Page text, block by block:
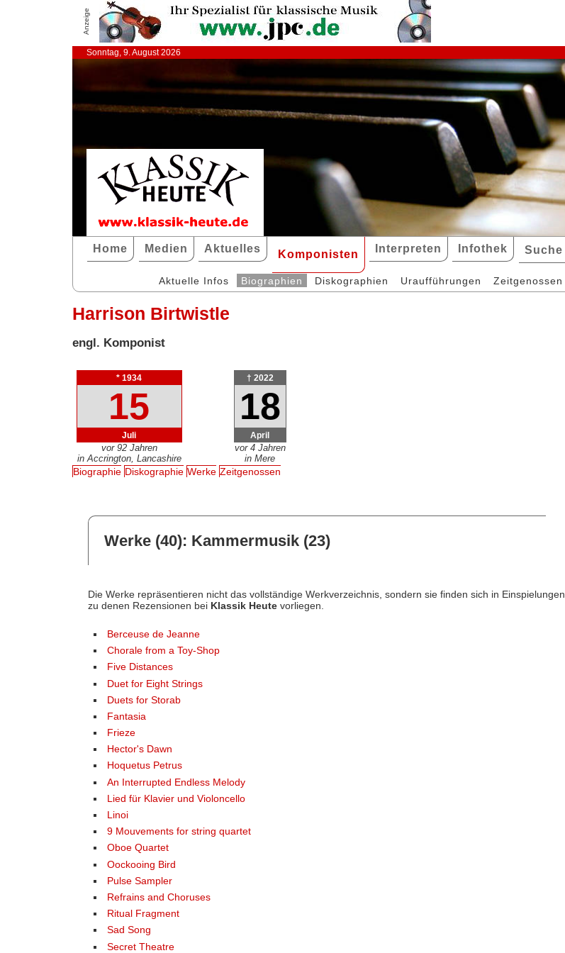
Anzeige
Sonntag, 9. August 2026
Home Medien Aktuelles Komponisten Interpreten Infothek Suche
Aktuelle Infos Biographien Diskographien Uraufführungen Zeitgenossen
Harrison Birtwistle
engl. Komponist
* 1934
15
Juli
vor 92 Jahren
in Accrington, Lancashire
† 2022
18
April
vor 4 Jahren
in Mere
Biographie Diskographie Werke Zeitgenossen
Werke (40): Kammermusik (23)
Die Werke repräsentieren nicht das vollständige Werkverzeichnis, sondern sie finden sich in Einspielungen,
zu denen Rezensionen bei Klassik Heutevorliegen.
Berceuse de Jeanne
Chorale from a Toy-Shop
Five Distances
Duet for Eight Strings
Duets for Storab
Fantasia
Frieze
Hector's Dawn
Hoquetus Petrus
An Interrupted Endless Melody
Lied für Klavier und Violoncello
Linoi
9 Mouvements for string quartet
Oboe Quartet
Oockooing Bird
Pulse Sampler
Refrains and Choruses
Ritual Fragment
Sad Song
Secret Theatre